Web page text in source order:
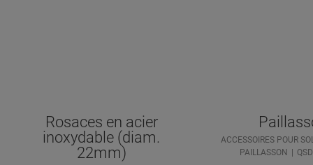
Rosaces en acier
inoxydable (diam.
22mm)
ACCESSOIRES POUR
PAILLASSON